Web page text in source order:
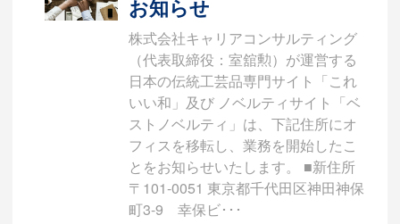
お知らせ
株式会社キャリアコンサルティング
（代表取締役：室舘勲）が運営する
日本の伝統工芸品専門サイト「これ
いい和」及び ノベルティサイト「ベ
ストノベルティ」は、下記住所にオ
フィスを移転し、業務を開始したこ
とをお知らせいたします。 ■新住所
〒101-0051 東京都千代田区神田神保
町3-9 幸保ビ･･･